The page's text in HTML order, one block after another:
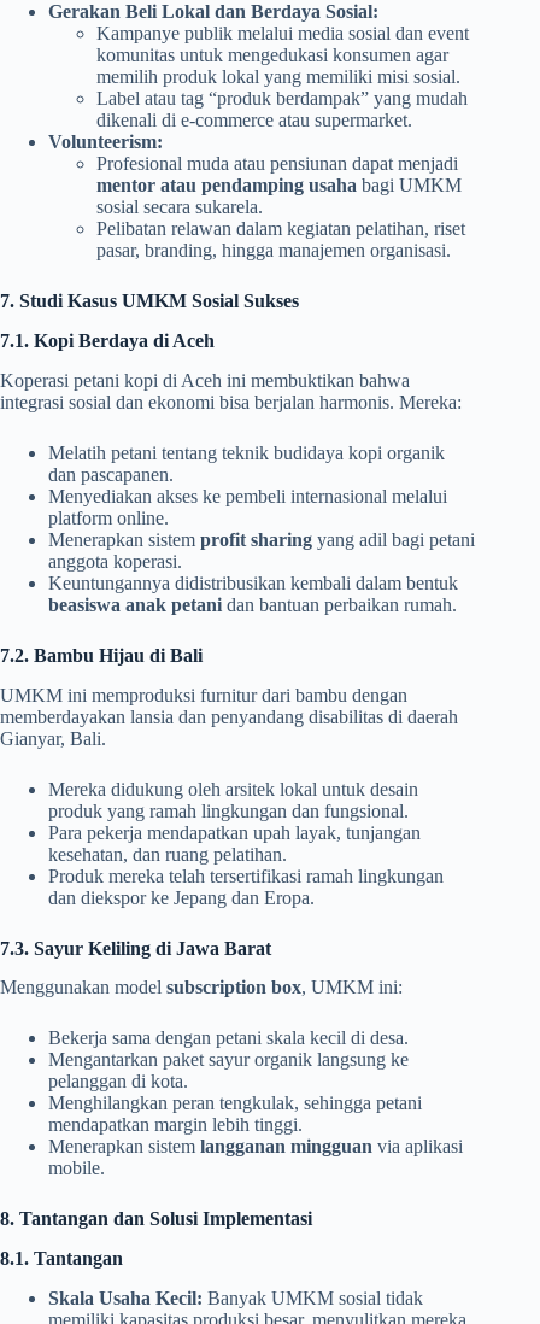
Gerakan Beli Lokal dan Berdaya Sosial:
Kampanye publik melalui media sosial dan event
komunitas untuk mengedukasi konsumen agar
memilih produk lokal yang memiliki misi sosial.
Label atau tag “produk berdampak” yang mudah
dikenali di e-commerce atau supermarket.
Volunteerism:
Profesional muda atau pensiunan dapat menjadi
mentor atau pendamping usaha bagi UMKM
sosial secara sukarela.
Pelibatan relawan dalam kegiatan pelatihan, riset
pasar, branding, hingga manajemen organisasi.
7. Studi Kasus UMKM Sosial Sukses
7.1. Kopi Berdaya di Aceh
Koperasi petani kopi di Aceh ini membuktikan bahwa
integrasi sosial dan ekonomi bisa berjalan harmonis. Mereka:
Melatih petani tentang teknik budidaya kopi organik
dan pascapanen.
Menyediakan akses ke pembeli internasional melalui
platform online.
Menerapkan sistem profit sharing yang adil bagi petani
anggota koperasi.
Keuntungannya didistribusikan kembali dalam bentuk
beasiswa anak petani dan bantuan perbaikan rumah.
7.2. Bambu Hijau di Bali
UMKM ini memproduksi furnitur dari bambu dengan
memberdayakan lansia dan penyandang disabilitas di daerah
Gianyar, Bali.
Mereka didukung oleh arsitek lokal untuk desain
produk yang ramah lingkungan dan fungsional.
Para pekerja mendapatkan upah layak, tunjangan
kesehatan, dan ruang pelatihan.
Produk mereka telah tersertifikasi ramah lingkungan
dan diekspor ke Jepang dan Eropa.
7.3. Sayur Keliling di Jawa Barat
Menggunakan model subscription box, UMKM ini:
Bekerja sama dengan petani skala kecil di desa.
Mengantarkan paket sayur organik langsung ke
pelanggan di kota.
Menghilangkan peran tengkulak, sehingga petani
mendapatkan margin lebih tinggi.
Menerapkan sistem langganan mingguan via aplikasi
mobile.
8. Tantangan dan Solusi Implementasi
8.1. Tantangan
Skala Usaha Kecil: Banyak UMKM sosial tidak
memiliki kapasitas produksi besar, menyulitkan mereka